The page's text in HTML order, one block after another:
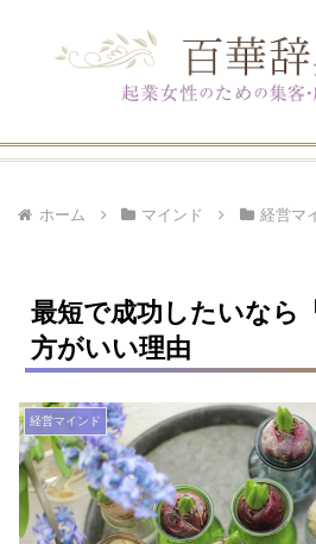
ホーム マインド 経営マ
最短で成功したいなら
方がいい理由
経営マインド